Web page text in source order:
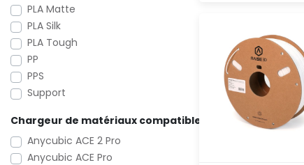
PLA Matte
PLA Silk
PLA Tough
PP
PPS
Support
Chargeur de matériaux compatible
Anycubic ACE 2 Pro
Anycubic ACE Pro